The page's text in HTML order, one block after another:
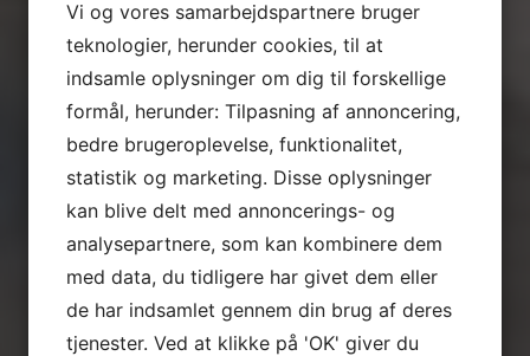
Vi og vores samarbejdspartnere bruger
teknologier, herunder cookies, til at
indsamle oplysninger om dig til forskellige
formål, herunder: Tilpasning af annoncering,
bedre brugeroplevelse, funktionalitet,
statistik og marketing. Disse oplysninger
kan blive delt med annoncerings- og
analysepartnere, som kan kombinere dem
med data, du tidligere har givet dem eller
de har indsamlet gennem din brug af deres
tjenester. Ved at klikke på 'OK' giver du